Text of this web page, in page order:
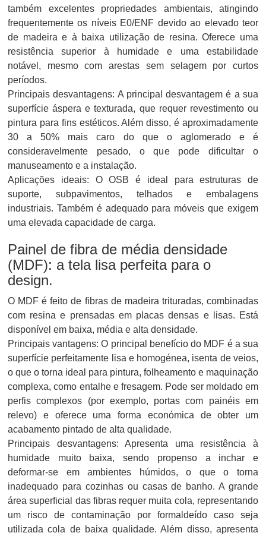
também excelentes propriedades ambientais, atingindo
frequentemente os níveis E0/ENF devido ao elevado teor
de madeira e à baixa utilização de resina. Oferece uma
resistência superior à humidade e uma estabilidade
notável, mesmo com arestas sem selagem por curtos
períodos.
Principais desvantagens: A principal desvantagem é a sua
superfície áspera e texturada, que requer revestimento ou
pintura para fins estéticos. Além disso, é aproximadamente
30 a 50% mais caro do que o aglomerado e é
consideravelmente pesado, o que pode dificultar o
manuseamento e a instalação.
Aplicações ideais: O OSB é ideal para estruturas de
suporte, subpavimentos, telhados e embalagens
industriais. Também é adequado para móveis que exigem
uma elevada capacidade de carga.
Painel de fibra de média densidade
(MDF): a tela lisa perfeita para o
design.
O MDF é feito de fibras de madeira trituradas, combinadas
com resina e prensadas em placas densas e lisas. Está
disponível em baixa, média e alta densidade.
Principais vantagens: O principal benefício do MDF é a sua
superfície perfeitamente lisa e homogénea, isenta de veios,
o que o torna ideal para pintura, folheamento e maquinação
complexa, como entalhe e fresagem. Pode ser moldado em
perfis complexos (por exemplo, portas com painéis em
relevo) e oferece uma forma económica de obter um
acabamento pintado de alta qualidade.
Principais desvantagens: Apresenta uma resistência à
humidade muito baixa, sendo propenso a inchar e
deformar-se em ambientes húmidos, o que o torna
inadequado para cozinhas ou casas de banho. A grande
área superficial das fibras requer muita cola, representando
um risco de contaminação por formaldeído caso seja
utilizada cola de baixa qualidade. Além disso, apresenta